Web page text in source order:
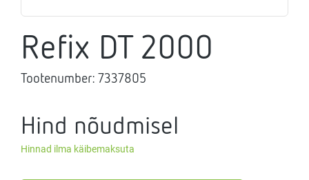
Refix DT 2000
Tootenumber: 7337805
Hind nõudmisel
Hinnad ilma käibemaksuta